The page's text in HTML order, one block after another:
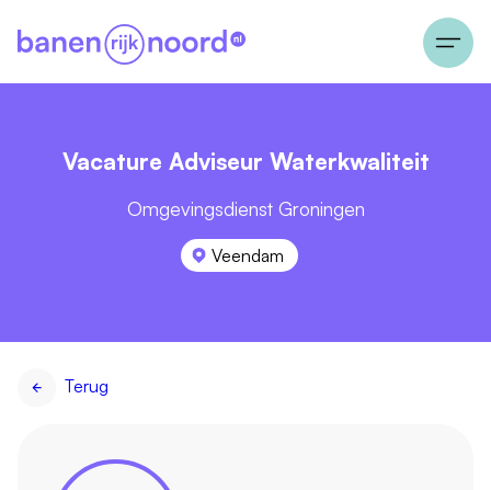
Vacature Adviseur Waterkwaliteit
Omgevingsdienst Groningen
Veendam
Terug